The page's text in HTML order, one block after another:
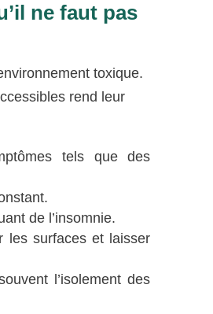
ne faut pas
toxique.
rend leur
tels que des
de l’insomnie.
les surfaces et laisser
l’isolement des